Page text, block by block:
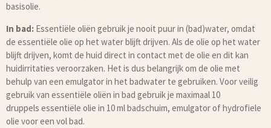
basisolie.
In bad: Essentiële oliën gebruik je nooit puur in (bad)water, omdat
de essentiële olie op het water blijft drijven. Als de olie op het water
blijft drijven, komt de huid direct in contact met de olie en dit kan
huidirritaties veroorzaken. Het is dus belangrijk om de olie met
behulp van een emulgator in het badwater te gebruiken. Voor veilig
gebruik van essentiële oliën in bad gebruik je maximaal 10
druppels essentiële olie in 10 ml badschuim, emulgator of hydrofiele
olie voor een vol bad.